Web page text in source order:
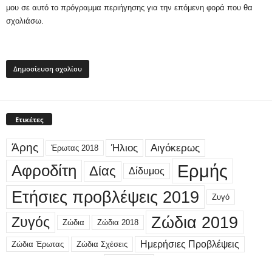
μου σε αυτό το πρόγραμμα περιήγησης για την επόμενη φορά που θα
σχολιάσω.
Ετικέτες
Άρης Έρωτας 2018 Ήλιος Αιγόκερως
Αφροδίτη Δίας Δίδυμος Ερμής
Ετήσιες προβλέψεις 2019 Ζυγό
Ζυγός Ζώδια Ζώδια 2018 Ζώδια 2019
Ζώδια Έρωτας Ζώδια Σχέσεις Ημερήσιες Προβλέψεις